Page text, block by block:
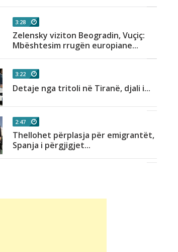
3:28
Zelensky viziton Beogradin, Vuçiç:
Mbështesim rrugën europiane...
3:22
Detaje nga tritoli në Tiranë, djali i...
2:47
Thellohet përplasja për emigrantët,
Spanja i përgjigjet...